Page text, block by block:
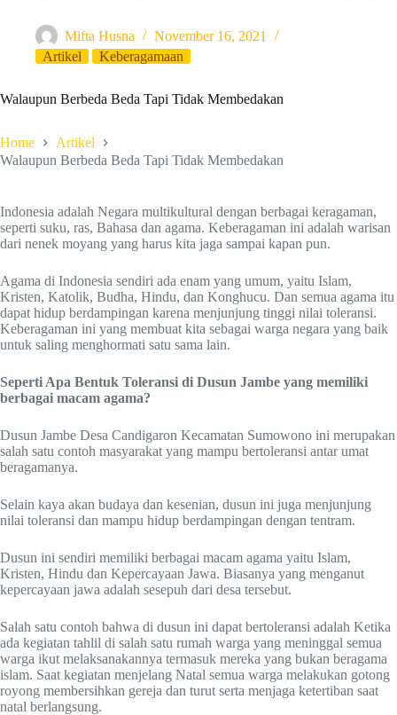
Mifta Husna
November 16, 2021
Artikel
Keberagamaan
Walaupun Berbeda Beda Tapi Tidak Membedakan
Home
Artikel
Walaupun Berbeda Beda Tapi Tidak Membedakan
Indonesia adalah Negara multikultural dengan berbagai keragaman,
seperti suku, ras, Bahasa dan agama. Keberagaman ini adalah warisan
dari nenek moyang yang harus kita jaga sampai kapan pun.
Agama di Indonesia sendiri ada enam yang umum, yaitu Islam,
Kristen, Katolik, Budha, Hindu, dan Konghucu. Dan semua agama itu
dapat hidup berdampingan karena menjunjung tinggi nilai toleransi.
Keberagaman ini yang membuat kita sebagai warga negara yang baik
untuk saling menghormati satu sama lain.
Seperti Apa Bentuk Toleransi di Dusun Jambe yang memiliki
berbagai macam agama?
Dusun Jambe Desa Candigaron Kecamatan Sumowono ini merupakan
salah satu contoh masyarakat yang mampu bertoleransi antar umat
beragamanya.
Selain kaya akan budaya dan kesenian, dusun ini juga menjunjung
nilai toleransi dan mampu hidup berdampingan dengan tentram.
Dusun ini sendiri memiliki berbagai macam agama yaitu Islam,
Kristen, Hindu dan Kepercayaan Jawa. Biasanya yang menganut
kepercayaan jawa adalah sesepuh dari desa tersebut.
Salah satu contoh bahwa di dusun ini dapat bertoleransi adalah Ketika
ada kegiatan tahlil di salah satu rumah warga yang meninggal semua
warga ikut melaksanakannya termasuk mereka yang bukan beragama
islam. Saat kegiatan menjelang Natal semua warga melakukan gotong
royong membersihkan gereja dan turut serta menjaga ketertiban saat
natal berlangsung.